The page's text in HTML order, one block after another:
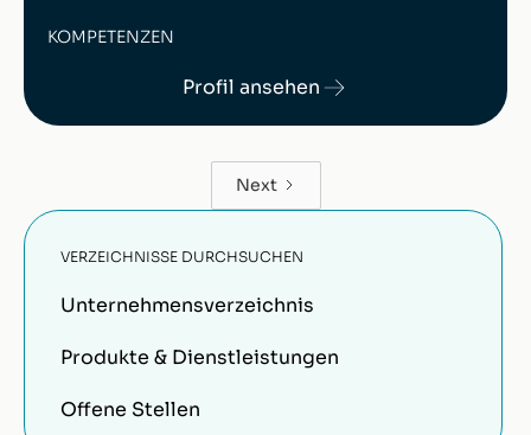
KOMPETENZEN
Profil ansehen
Next
VERZEICHNISSE DURCHSUCHEN
Unternehmensverzeichnis
Produkte & Dienstleistungen
Offene Stellen